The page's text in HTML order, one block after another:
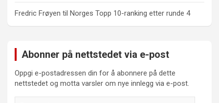
Fredric Frøyen til Norges Topp 10-ranking etter runde 4
Abonner på nettstedet via e-post
Oppgi e-postadressen din for å abonnere på dette
nettstedet og motta varsler om nye innlegg via e-post.